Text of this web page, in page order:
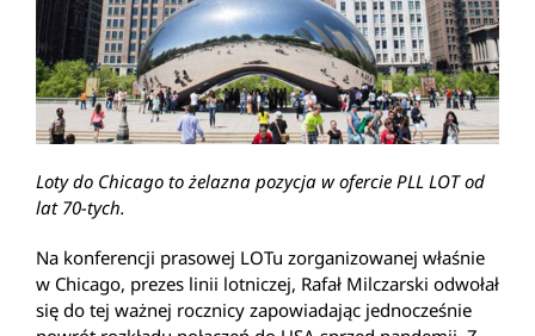
Loty do Chicago to żelazna pozycja w ofercie PLL LOT od
lat 70-tych.
Na konferencji prasowej LOTu zorganizowanej właśnie
w Chicago, prezes linii lotniczej, Rafał Milczarski odwołał
się do tej ważnej rocznicy zapowiadając jednocześnie